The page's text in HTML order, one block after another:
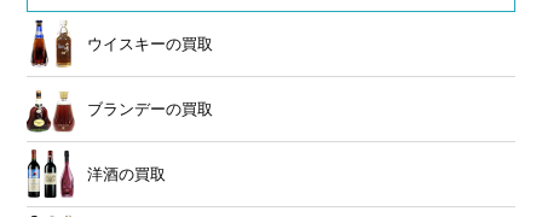
ウイスキーの買取
ブランデーの買取
洋酒の買取